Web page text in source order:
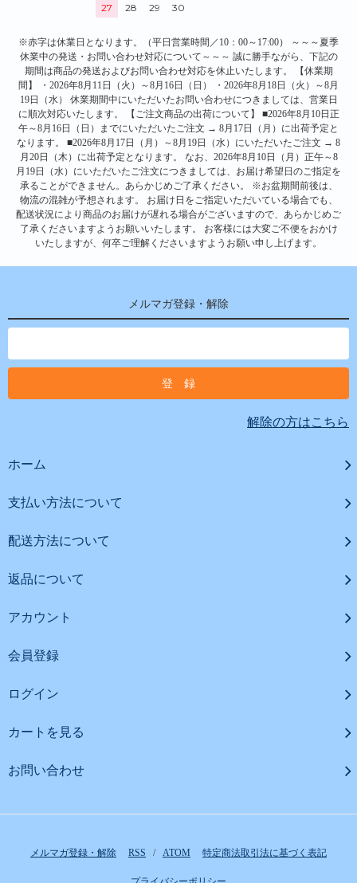
27
28 29 30
※赤字は休業日となります。（平日営業時間／10：00～17:00） ～～～夏季
休業中の発送・お問い合わせ対応について～～～ 誠に勝手ながら、下記の
期間は商品の発送およびお問い合わせ対応を休止いたします。 【休業期
間】 ・2026年8月11日（火）～8月16日（日） ・2026年8月18日（火）～8月
19日（水） 休業期間中にいただいたお問い合わせにつきましては、営業日
に順次対応いたします。 【ご注文商品の出荷について】 ■2026年8月10日正
午～8月16日（日）までにいただいたご注文 → 8月17日（月）に出荷予定と
なります。 ■2026年8月17日（月）～8月19日（水）にいただいたご注文 → 8
月20日（木）に出荷予定となります。 なお、2026年8月10日（月）正午～8
月19日（水）にいただいたご注文につきましては、お届け希望日のご指定を
承ることができません。あらかじめご了承ください。 ※お盆期間前後は、
物流の混雑が予想されます。 お届け日をご指定いただいている場合でも、
配送状況により商品のお届けが遅れる場合がございますので、あらかじめご
了承くださいますようお願いいたします。 お客様には大変ご不便をおかけ
いたしますが、何卒ご理解くださいますようお願い申し上げます。
メルマガ登録・解除
解除の方はこちら
ホーム
支払い方法について
配送方法について
返品について
アカウント
会員登録
ログイン
カートを見る
お問い合わせ
メルマガ登録・解除 RSS / ATOM 特定商法取引法に基づく表記